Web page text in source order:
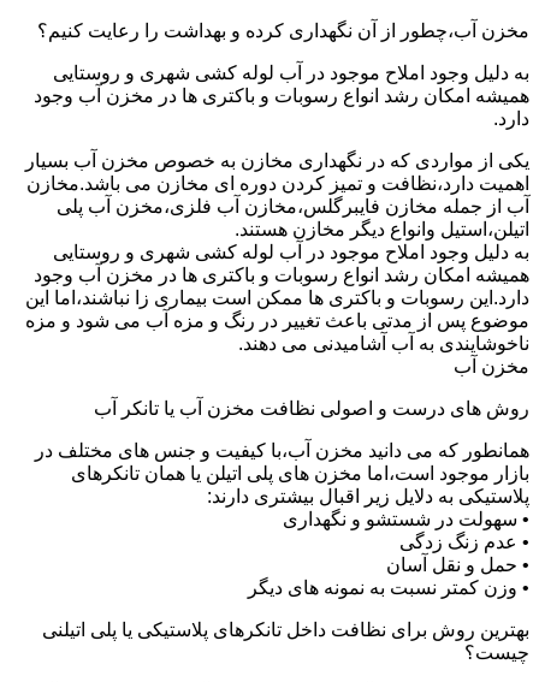
مخزن آب،چطور از آن نگهداری کرده و بهداشت را رعایت کنیم؟
به دلیل وجود املاح موجود در آب لوله کشی شهری و روستایی
همیشه امکان رشد انواع رسوبات و باکتری ها در مخزن آب وجود
دارد.
یکی از مواردی که در نگهداری مخازن به خصوص مخزن آب بسیار
اهمیت دارد،نظافت و تمیز کردن دوره ای مخازن می باشد.مخازن
آب از جمله مخازن فایبرگلس،مخازن آب فلزی،مخزن آب پلی
اتیلن،استیل وانواع دیگر مخازن هستند.
به دلیل وجود املاح موجود در آب لوله کشی شهری و روستایی
همیشه امکان رشد انواع رسوبات و باکتری ها در مخزن آب وجود
دارد.این رسوبات و باکتری ها ممکن است بیماری زا نباشند،اما این
موضوع پس از مدتی باعث تغییر در رنگ و مزه آب می شود و مزه
ناخوشایندی به آب آشامیدنی می دهند.
مخزن آب
روش های درست و اصولی نظافت مخزن آب یا تانکر آب
همانطور که می دانید مخزن آب،با کیفیت و جنس های مختلف در
بازار موجود است،اما مخزن های پلی اتیلن یا همان تانکرهای
پلاستیکی به دلایل زیر اقبال بیشتری دارند:
• سهولت در شستشو و نگهداری
• عدم زنگ زدگی
• حمل و نقل آسان
• وزن کمتر نسبت به نمونه های دیگر
بهترین روش برای نظافت داخل تانکرهای پلاستیکی یا پلی اتیلنی
چیست؟